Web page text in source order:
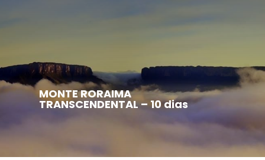
MONTE RORAIMA
TRANSCENDENTAL – 10 dias